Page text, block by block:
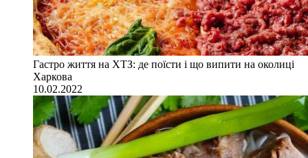
Гастро життя на ХТЗ: де поїсти і що випити на околиці
Харкова
10.02.2022